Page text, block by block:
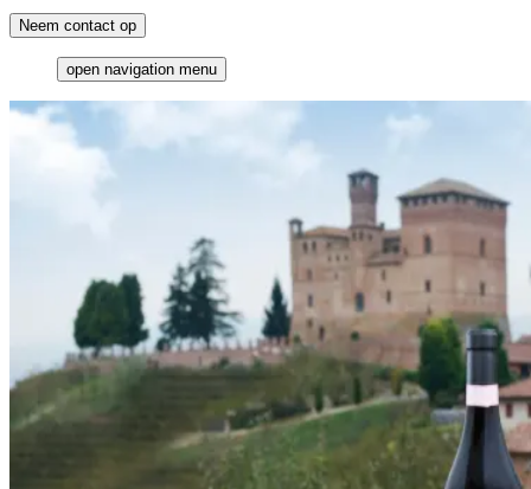
Neem contact op
open navigation menu